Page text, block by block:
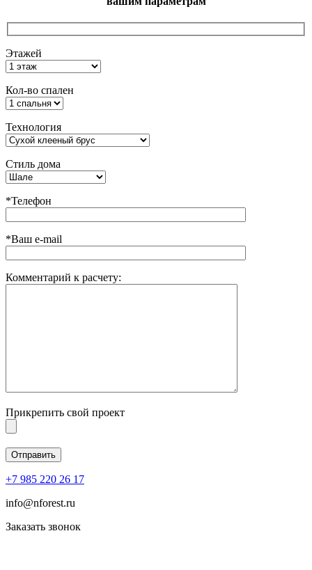
Этажей
Кол-во спален
Технология
Стиль дома
*Телефон
*Ваш e-mail
Комментарий к расчету:
Прикрепить свой проект
+7 985 220 26 17
info@nforest.ru
Заказать звонок